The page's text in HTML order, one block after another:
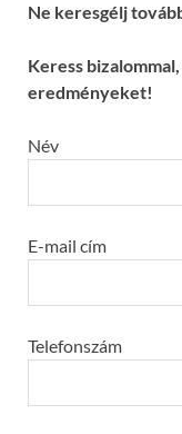
Ne keresgélj
Keress
eredményeket!
Név
E-mail cím
Telefonszám